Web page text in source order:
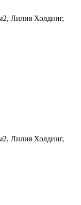
Лилия Холдинг,
Лилия Холдинг,